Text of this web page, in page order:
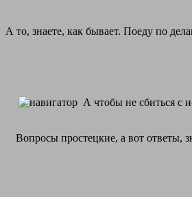
А то, знаете, как бывает. Поеду по
А чтобы не сбиться с
Вопросы простецкие, а вот ответы,